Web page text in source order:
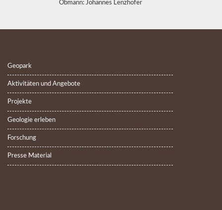
Obmann: Johannes Lenzhofer
Geopark
Aktivitäten und Angebote
Projekte
Geologie erleben
Forschung
Presse Material